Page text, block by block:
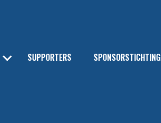
SUPPORTERS SPONSORSTICHTING